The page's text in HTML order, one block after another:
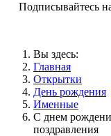
Подписывайтесь
Вы здесь:
Главная
Открытки
День рождения
Именные
С днем
поздравления